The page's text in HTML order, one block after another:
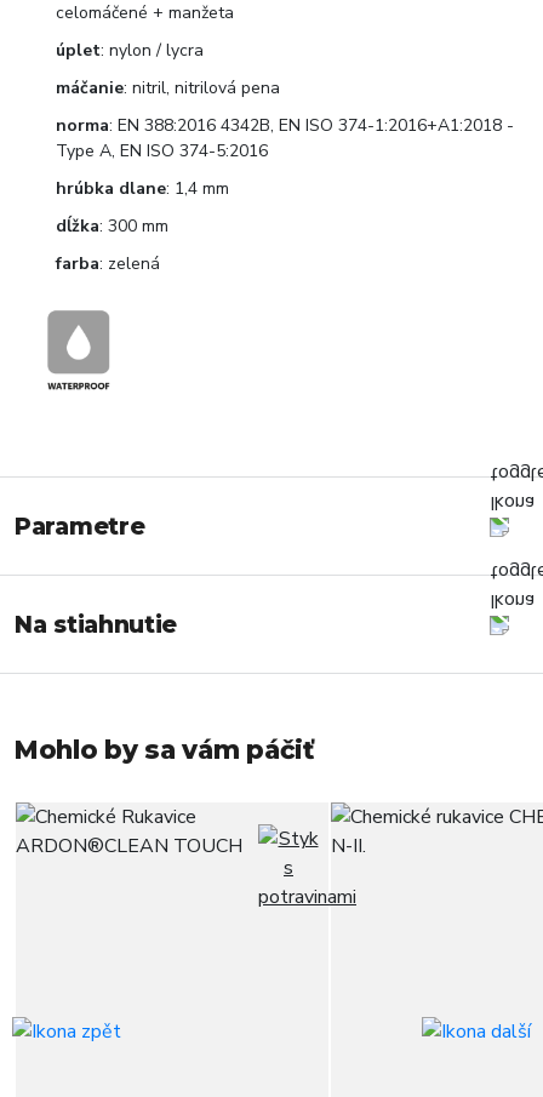
celomáčené + manžeta
úplet: nylon / lycra
máčanie: nitril, nitrilová pena
norma: EN 388:2016 4342B, EN ISO 374-1:2016+A1:2018 -
Type A, EN ISO 374-5:2016
hrúbka dlane: 1,4 mm
dĺžka: 300 mm
farba: zelená
Parametre
Na stiahnutie
Mohlo by sa vám páčiť